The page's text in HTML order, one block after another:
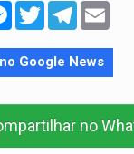
Messenger
TwitterTelegram
Google News
no